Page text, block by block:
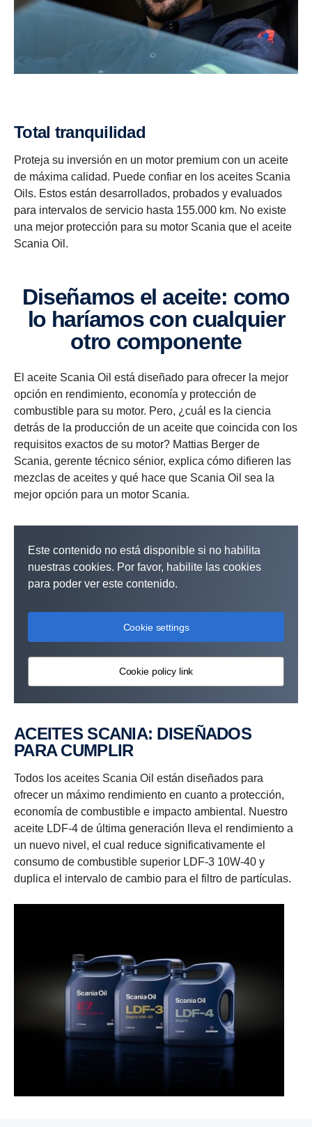
Total tranquilidad
Proteja su inversión en un motor premium con un aceite
de máxima calidad. Puede confiar en los aceites Scania
Oils. Estos están desarrollados, probados y evaluados
para intervalos de servicio hasta 155.000 km. No existe
una mejor protección para su motor Scania que el aceite
Scania Oil.
Diseñamos el aceite: como
lo haríamos con cualquier
otro componente
El aceite Scania Oil está diseñado para ofrecer la mejor
opción en rendimiento, economía y protección de
combustible para su motor. Pero, ¿cuál es la ciencia
detrás de la producción de un aceite que coincida con los
requisitos exactos de su motor? Mattias Berger de
Scania, gerente técnico sénior, explica cómo difieren las
mezclas de aceites y qué hace que Scania Oil sea la
mejor opción para un motor Scania.
Este contenido no está disponible si no habilita
nuestras cookies. Por favor, habilite las cookies
para poder ver este contenido.
Cookie settings
Cookie policy link
ACEITES SCANIA: DISEÑADOS
PARA CUMPLIR
Todos los aceites Scania Oil están diseñados para
ofrecer un máximo rendimiento en cuanto a protección,
economía de combustible e impacto ambiental. Nuestro
aceite LDF-4 de última generación lleva el rendimiento a
un nuevo nivel, el cual reduce significativamente el
consumo de combustible superior LDF-3 10W-40 y
duplica el intervalo de cambio para el filtro de partículas.